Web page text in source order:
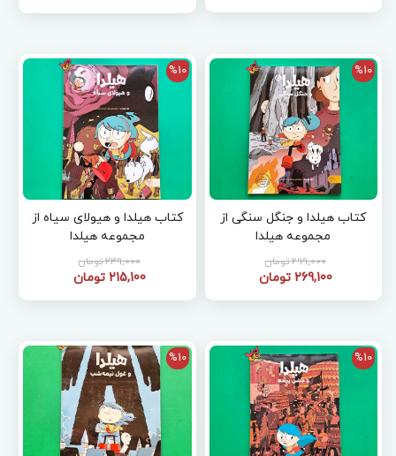
%10
کتاب هیلدا و جنگل سنگی از
مجموعه هیلدا
299,000 تومان
269,100 تومان
%10
کتاب هیلدا و هیولای سیاه از
مجموعه هیلدا
239,000 تومان
215,100 تومان
%10
%10